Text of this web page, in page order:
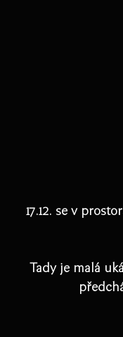
17.12. se v
Tady je malá